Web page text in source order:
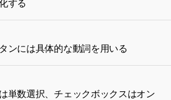
する
ンには具体的な動詞を用いる
単数選択、チェックボックスはオン